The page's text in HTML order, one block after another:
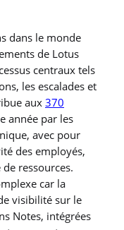
dans le monde
de Lotus
centraux tels
les escalades et
aux 370
année par les
avec pour
des employés,
ressources.
car la
visibilité sur le
Notes, intégrées